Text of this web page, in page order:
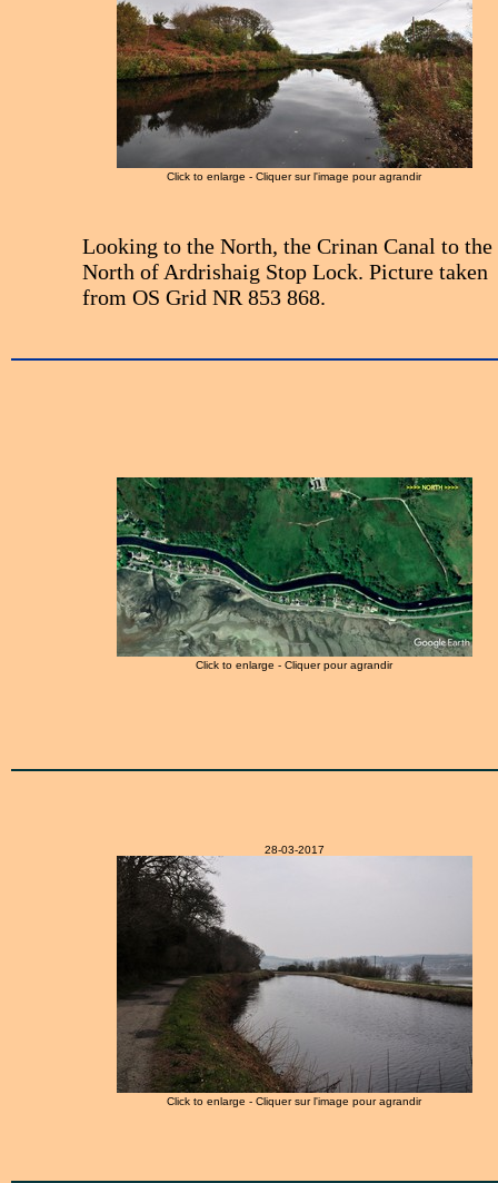
Click to enlarge - Cliquer sur l'image pour agrandir
Looking to the North, the Crinan Canal to the
North of Ardrishaig Stop Lock. Picture taken
from OS Grid NR 853 868.
Click to enlarge - Cliquer pour agrandir
28-03-2017
Click to enlarge - Cliquer sur l'image pour agrandir